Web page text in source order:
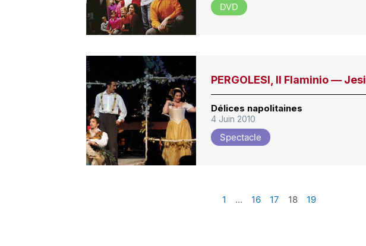
DVD
PERGOLESI, Il Flaminio — Jesi
Délices napolitaines
4 Juin 2010
Spectacle
1 … 16 17 18 19